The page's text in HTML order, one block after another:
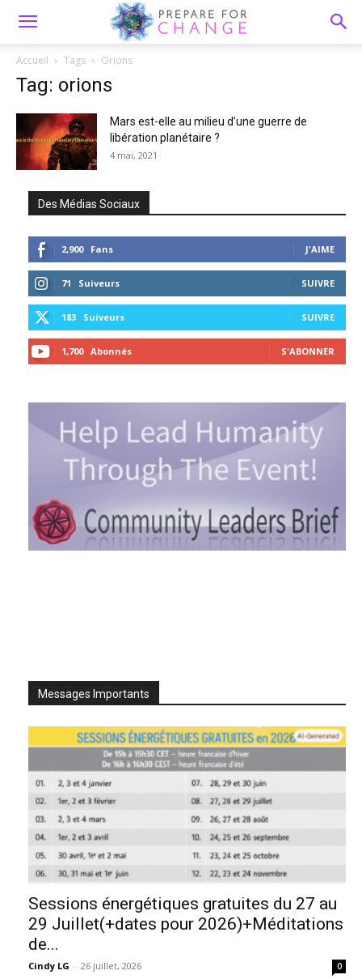
Accueil Tags Orions
Tag: orions
Mars est-elle au milieu d’une guerre de
libération planétaire ?
4 mai, 2021
Des Médias Sociaux
2,900 Fans J'AIME
71 Suiveurs SUIVRE
183 Suiveurs SUIVRE
1,700 Abonnés S'ABONNER
Messages Importants
Sessions énergétiques gratuites du 27 au
29 Juillet(+dates pour 2026)+Méditations
de...
Cindy LG - 26 juillet, 2026 0